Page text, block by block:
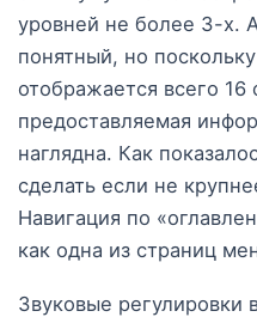
уровней не более 3-х.
понятный, но
отображается всего 16
предоставляемая
наглядна. Как
сделать если не
Навигация по
как одна из страниц
Звуковые регулировки